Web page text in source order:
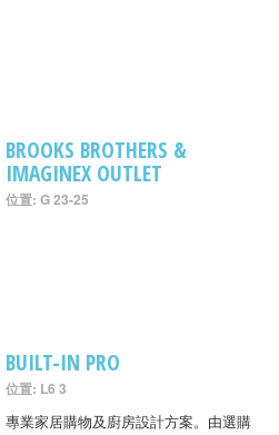
BROOKS BROTHERS &
IMAGINEX OUTLET
位置: G 23-25
BUILT-IN PRO
位置: L6 3
專業家居購物及廚房設計方案。由選購